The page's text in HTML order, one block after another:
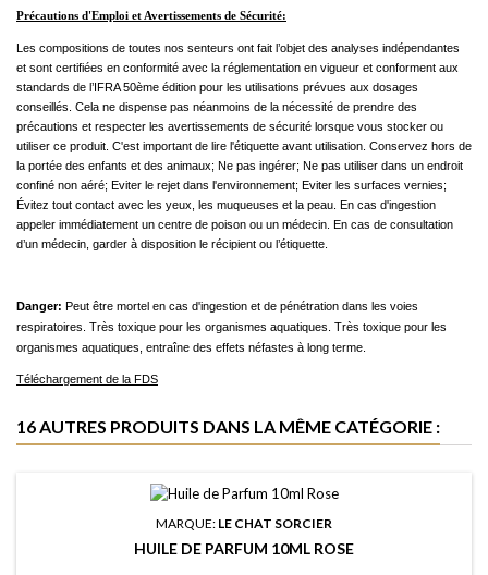
Précautions d'Emploi et Avertissements de Sécurité:
Les compositions de toutes nos senteurs ont fait l’objet des analyses indépendantes
et sont certifiées en conformité avec la réglementation en vigueur et conforment aux
standards de l’IFRA 50ème édition pour les utilisations prévues aux dosages
conseillés. Cela ne dispense pas néanmoins de la nécessité de prendre des
précautions et respecter les avertissements de sécurité lorsque vous stocker ou
utiliser ce produit. C'est important de lire l'étiquette avant utilisation. Conservez hors de
la portée des enfants et des animaux; Ne pas ingérer; Ne pas utiliser dans un endroit
confiné non aéré; Eviter le rejet dans l'environnement; Eviter les surfaces vernies;
Évitez tout contact avec les yeux, les muqueuses et la peau. En cas d'ingestion
appeler immédiatement un centre de poison ou un médecin. En cas de consultation
d’un médecin, garder à disposition le récipient ou l’étiquette.
Danger: Peut être mortel en cas d'ingestion et de pénétration dans les voies
respiratoires. Très toxique pour les organismes aquatiques. Très toxique pour les
organismes aquatiques, entraîne des effets néfastes à long terme.
Téléchargement de la FDS
16 AUTRES PRODUITS DANS LA MÊME CATÉGORIE :
MARQUE: LE CHAT SORCIER
HUILE DE PARFUM 10ML ROSE